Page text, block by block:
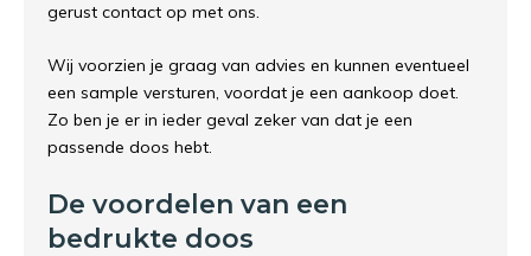
gerust contact op met ons.
Wij voorzien je graag van advies en kunnen eventueel
een sample versturen, voordat je een aankoop doet.
Zo ben je er in ieder geval zeker van dat je een
passende doos hebt.
De voordelen van een
bedrukte doos